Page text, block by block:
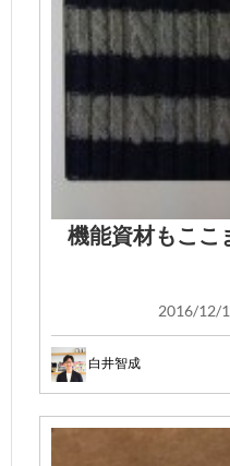
機能資材もここ
2016/12/
白井智成